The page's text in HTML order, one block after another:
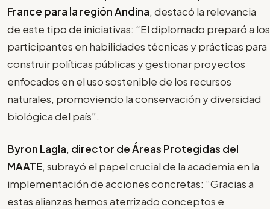
France para la región Andina, destacó la relevancia
de este tipo de iniciativas: “El diplomado preparó a los
participantes en habilidades técnicas y prácticas para
construir políticas públicas y gestionar proyectos
enfocados en el uso sostenible de los recursos
naturales, promoviendo la conservación y diversidad
biológica del país”.
Byron Lagla, director de Áreas Protegidas del
MAATE, subrayó el papel crucial de la academia en la
implementación de acciones concretas: “Gracias a
estas alianzas hemos aterrizado conceptos e